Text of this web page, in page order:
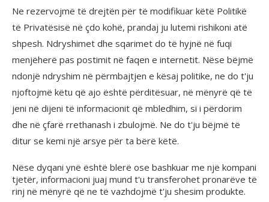
Ne rezervojmë të drejtën për të modifikuar këtë Politikë
të Privatësisë në çdo kohë, prandaj ju lutemi rishikoni atë
shpesh. Ndryshimet dhe sqarimet do të hyjnë në fuqi
menjëherë pas postimit në faqen e internetit. Nëse bëjmë
ndonjë ndryshim në përmbajtjen e kësaj politike, ne do t'ju
njoftojmë këtu që ajo është përditësuar, në mënyrë që të
jeni në dijeni të informacionit që mbledhim, si i përdorim
dhe në çfarë rrethanash i zbulojmë. Ne do t'ju bëjmë të
ditur se kemi një arsye për ta bërë këtë.
Nëse dyqani ynë është blerë ose bashkuar me një kompani
tjetër, informacioni juaj mund t'u transferohet pronarëve të
rinj në mënyrë që ne të vazhdojmë t'ju shesim produkte.